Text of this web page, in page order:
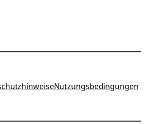
Nutzungsbedingungen